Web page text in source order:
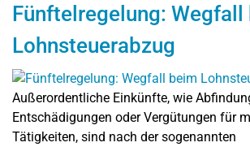
Fünftelregelung: Wegfall
Lohnsteuerabzug
Außerordentliche Einkünfte, wie
Entschädigungen oder Vergütungen für
Tätigkeiten, sind nach der sogenannten